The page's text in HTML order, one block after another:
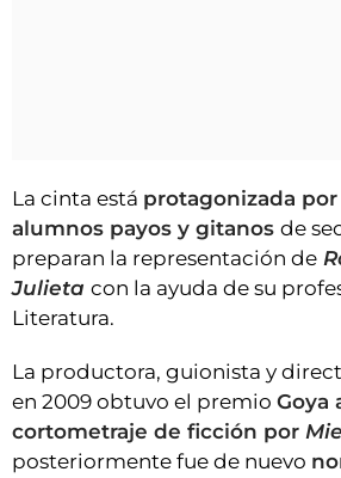
La cinta está protagonizada
alumnos payos y gitanos de
preparan la representación de
Julieta con la ayuda de su
Literatura.
La productora, guionista y
en 2009 obtuvo el premio Goya
cortometraje de ficción por
posteriormente fue de nuevo